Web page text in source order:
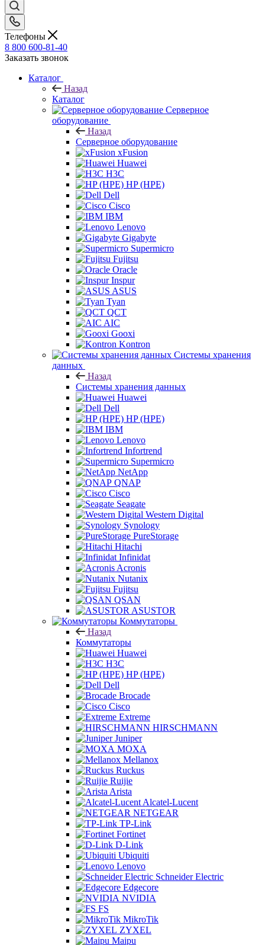
Телефоны
8 800 600-81-40
Заказать звонок
Каталог
Назад
Каталог
Серверное
оборудование
Назад
Серверное оборудование
xFusion
Huawei
H3C
HP (HPE)
Dell
Cisco
IBM
Lenovo
Gigabyte
Supermicro
Fujitsu
Oracle
Inspur
ASUS
Tyan
QCT
AIC
Gooxi
Kontron
Системы хранения
данных
Назад
Системы хранения данных
Huawei
Dell
HP (HPE)
IBM
Lenovo
Infortrend
Supermicro
NetApp
QNAP
Cisco
Seagate
Western Digital
Synology
PureStorage
Hitachi
Infinidat
Acronis
Nutanix
Fujitsu
QSAN
ASUSTOR
Коммутаторы
Назад
Коммутаторы
Huawei
H3C
HP (HPE)
Dell
Brocade
Cisco
Extreme
HIRSCHMANN
Juniper
MOXA
Mellanox
Ruckus
Ruijie
Arista
Alcatel-Lucent
NETGEAR
TP-Link
Fortinet
D-Link
Ubiquiti
Lenovo
Schneider Electric
Edgecore
NVIDIA
FS
MikroTik
ZYXEL
Maipu